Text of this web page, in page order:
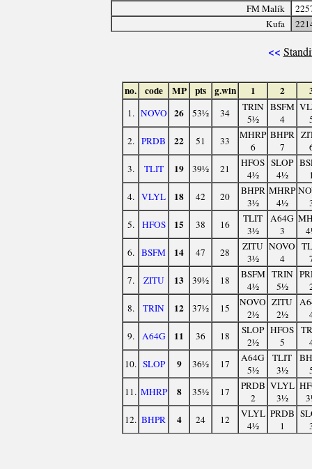
FM Malík
Kufa
<<
no. code MP pts g.win 1 2
1. NOVO 26 53½ 34
TRIN
5½
BSFM
4
2. PRDB 22 51 33
MHRP
6
BHPR
7
3.
TLIT 19 39½ 21
HFOS
4½
SLOP
4½
4. VLYL 18 42 20
BHPR
3½
MHRP
4½
5.
HFOS 15 38 16
TLIT
3½
A64G
3
6. BSFM 14 47 28
ZITU
3½
NOVO
4
7.
ZITU 13 39½ 18
BSFM
4½
TRIN
5½
8.
TRIN 12 37½ 15
NOVO
2½
ZITU
2½
9.
A64G 11 36 18
SLOP
2½
HFOS
5
10. SLOP 9 36½ 17
A64G
5½
TLIT
3½
11. MHRP 8 35½ 17
PRDB
2
VLYL
3½
12. BHPR 4 24 12
VLYL
4½
PRDB
1